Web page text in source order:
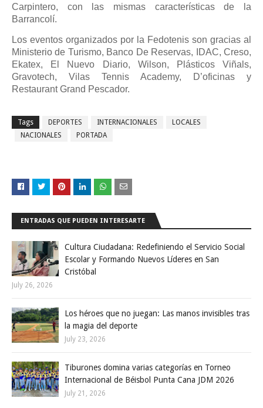
Carpintero, con las mismas características de la
Barrancolí.
Los eventos organizados por la Fedotenis son gracias al
Ministerio de Turismo, Banco De Reservas, IDAC, Creso,
Ekatex, El Nuevo Diario, Wilson, Plásticos Viñals,
Gravotech, Vilas Tennis Academy, D’oficinas y
Restaurant Grand Pescador.
Tags DEPORTES INTERNACIONALES
LOCALES
NACIONALES
PORTADA
ENTRADAS QUE PUEDEN INTERESARTE
Cultura Ciudadana: Redefiniendo el Servicio Social
Escolar y Formando Nuevos Líderes en San
Cristóbal
July 26, 2026
Los héroes que no juegan: Las manos invisibles tras
la magia del deporte
July 23, 2026
Tiburones domina varias categorías en Torneo
Internacional de Béisbol Punta Cana JDM 2026
July 21, 2026